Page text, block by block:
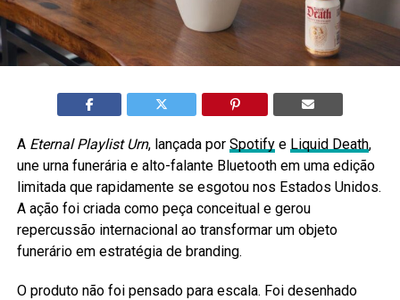
A Eternal Playlist Urn, lançada por Spotifye Liquid Death,
une urna funerária e alto-falante Bluetooth em uma edição
limitada que rapidamente se esgotou nos Estados Unidos.
A ação foi criada como peça conceitual e gerou
repercussão internacional ao transformar um objeto
funerário em estratégia de branding.
O produto não foi pensado para escala. Foi desenhado